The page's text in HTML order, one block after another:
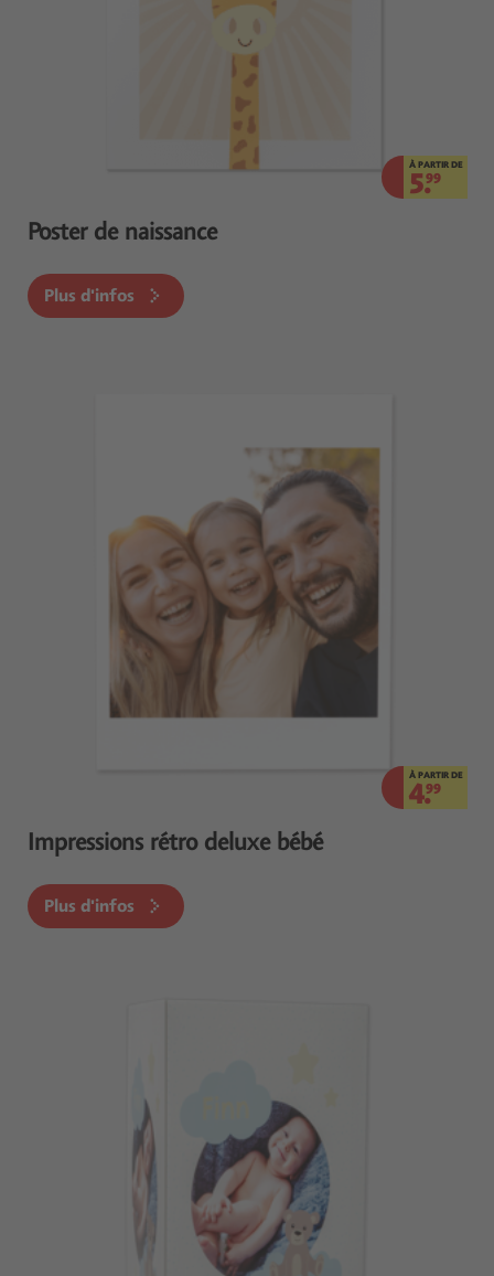
À PARTIR DE
5.99
Poster de naissance
Plus d'infos
À PARTIR DE
4.99
Impressions rétro deluxe bébé
Plus d'infos